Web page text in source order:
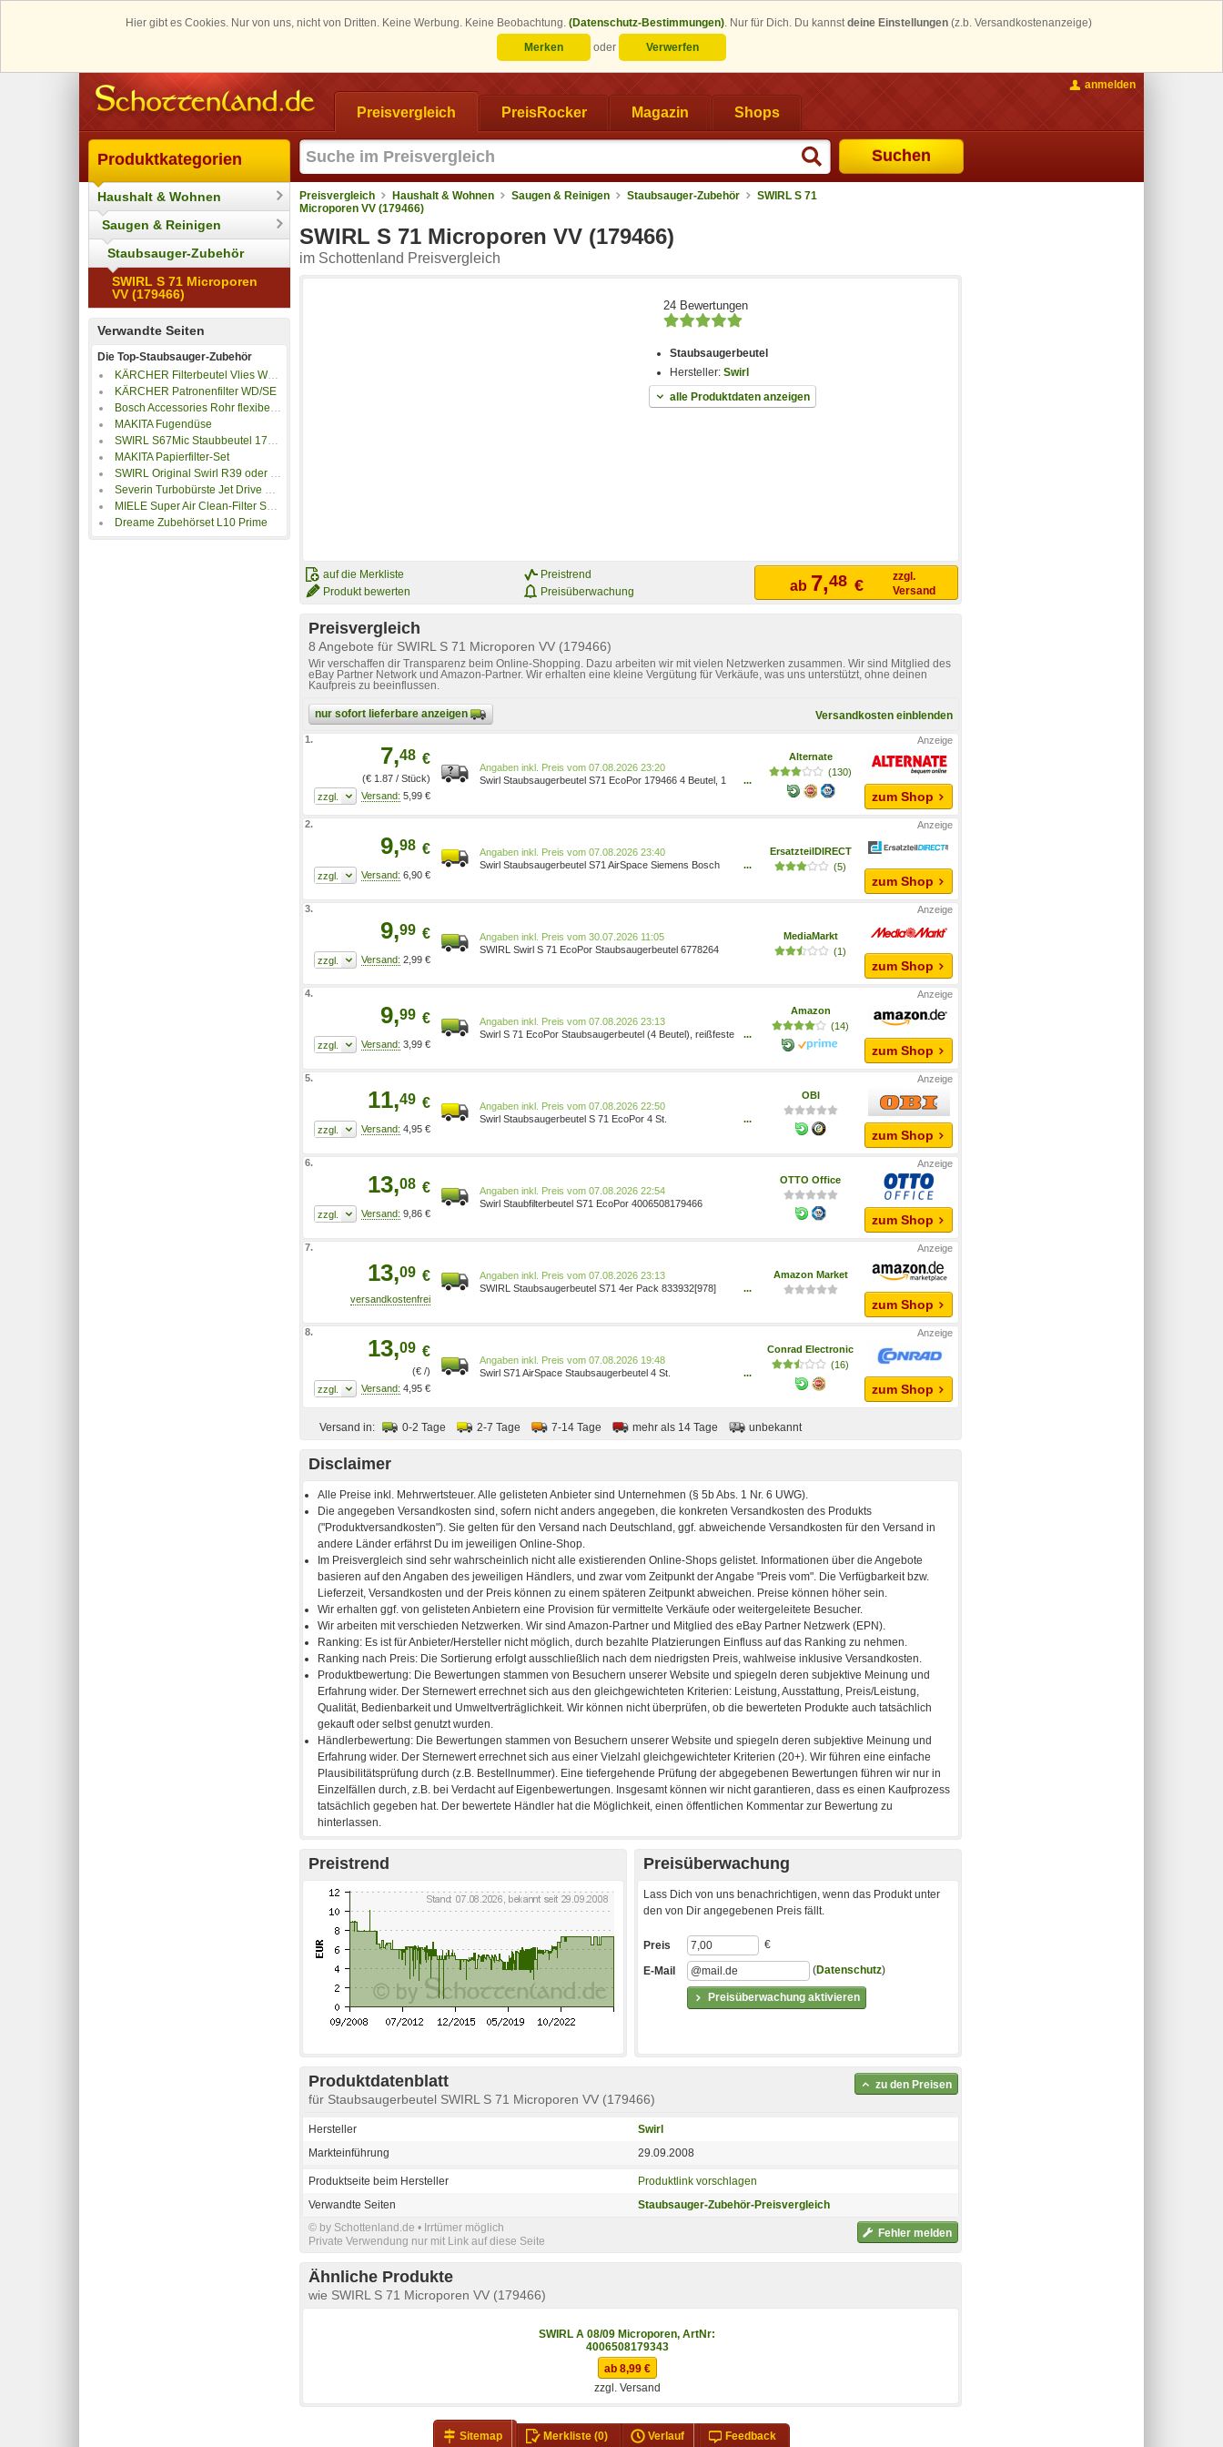
Hier gibt es Cookies. Nur von uns, nicht von Dritten. Keine Werbung. Keine Beobachtung. (Datenschutz-Bestimmungen). Nur für Dich. Du kannstdeine Einstellungen (z.b. Versandkostenanzeige)
Merken
oder Verwerfen
Preisvergleich PreisRocker Magazin Shops
Suchen
anmelden
Produktkategorien
Haushalt & Wohnen
Saugen & Reinigen
Staubsauger-Zubehör
SWIRL S 71 Microporen
VV (179466)
Verwandte Seiten
Die Top-Staubsauger-Zubehör
KÄRCHER Filterbeutel Vlies WD 2 Plus/3 4ST
KÄRCHER Patronenfilter WD/SE
Bosch Accessories Rohr flexibel für Akku Sauger GAS
MAKITA Fugendüse
SWIRL S67Mic Staubbeutel 179459
MAKITA Papierfilter-Set
SWIRL Original Swirl R39 oder 2 - 40 dustwave D83 Microvlies-Staubbeutel
Severin Turbobürste Jet Drive TB 7216
MIELE Super Air Clean-Filter SF-SAC 20/30
Dreame Zubehörset L10 Prime
Preisvergleich Haushalt & Wohnen Saugen & Reinigen Staubsauger-Zubehör
SWIRL S 71
Microporen VV (179466)
SWIRL S 71 Microporen VV (179466)
im Schottenland Preisvergleich
24 Bewertungen
Staubsaugerbeutel
Hersteller:Swirl
alle Produktdaten anzeigen
auf die Merkliste
Produkt bewerten
Preistrend
Preisüberwachung
ab 7,48 €
zzgl.
Versand
Preisvergleich
8 Angebote für SWIRL S 71 Microporen VV (179466)
Wir verschaffen dir Transparenz beim Online-Shopping. Dazu arbeiten wir mit vielen Netzwerken zusammen. Wir sind Mitglied des
eBay Partner Network und Amazon-Partner. Wir erhalten eine kleine Vergütung für Verkäufe, was uns unterstützt, ohne deinen
Kaufpreis zu beeinflussen.
nur sofort lieferbare anzeigen Versandkosten einblenden
1.
7,48 €
(€ 1.87 / Stück)
5,99 €
Preis vom 07.08.2026 23:20
Swirl Staubsaugerbeutel S71 EcoPor 179466 4 Beutel, 1
...
Alternate
(130)
zum Shop
2.
9,98 €
6,90 €
Preis vom 07.08.2026 23:40
Swirl Staubsaugerbeutel S71 AirSpace Siemens Bosch
...
ErsatzteilDIRECT
(5)
zum Shop
3.
9,99 €
2,99 €
Preis vom 30.07.2026 11:05
SWIRL Swirl S 71 EcoPor Staubsaugerbeutel 6778264
MediaMarkt
(1)
zum Shop
4.
9,99 €
3,99 €
Preis vom 07.08.2026 23:13
Swirl S 71 EcoPor Staubsaugerbeutel (4 Beutel), reißfeste
...
Amazon
(14)
zum Shop
5.
11,49 €
4,95 €
Preis vom 07.08.2026 22:50
Swirl Staubsaugerbeutel S 71 EcoPor 4 St.
...
OBI
zum Shop
6.
13,08 €
9,86 €
Preis vom 07.08.2026 22:54
Swirl Staubfilterbeutel S71 EcoPor 4006508179466
OTTO Office
zum Shop
7.
13,09 €
Preis vom 07.08.2026 23:13
SWIRL Staubsaugerbeutel S71 4er Pack 833932[978]
...
Amazon Market
zum Shop
8.
13,09 €
(€ /)
4,95 €
Preis vom 07.08.2026 19:48
Swirl S71 AirSpace Staubsaugerbeutel 4 St.
...
Conrad Electronic
(16)
zum Shop
Versand in: 0-2 Tage 2-7 Tage 7-14 Tage mehr als 14 Tage unbekannt
Disclaimer
Preistrend Preisüberwachung
Lass Dich von uns benachrichtigen, wenn das Produkt unter
den von Dir angegebenen Preis fällt.
Preisüberwachung aktivieren
Preis €
E-Mail (Datenschutz)
Produktdatenblatt
für Staubsaugerbeutel SWIRL S 71 Microporen VV (179466)
zu den Preisen
Hersteller
Swirl
Markteinführung
29.09.2008
Produktseite beim Hersteller
Produktlink vorschlagen
Verwandte Seiten
Staubsauger-Zubehör-Preisvergleich
Fehler melden
© by Schottenland.de • Irrtümer möglich
Private Verwendung nur mit Link auf diese Seite
Ähnliche Produkte
wie SWIRL S 71 Microporen VV (179466)
SWIRL A 08/09 Microporen, ArtNr:
4006508179343
ab 8,99 €
zzgl. Versand
Sitemap Merkliste(0) Verlauf Feedback